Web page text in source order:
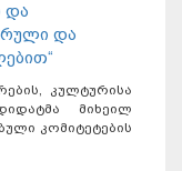
და
და
კულტურისა
მიხეილ
კომიტეტების